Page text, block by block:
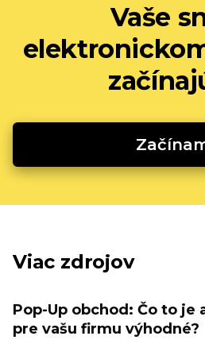
Vaše
Viac zdrojov
Pop-Up obchod: Čo to je
pre vašu firmu výhodné?